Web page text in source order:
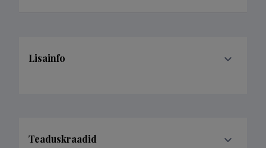
Lisainfo
Teaduskraadid